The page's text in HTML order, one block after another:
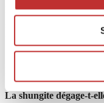
Les belles inclusions
souvent dans des pièces
faire surface. Après
La shungite dégage-t-